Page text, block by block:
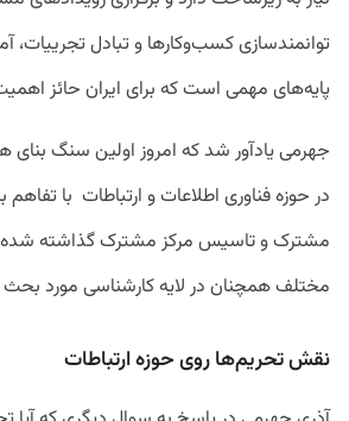
توانمندسازی کسب‌وکارها و تبادل
پایه‌های مهمی است که برای ایران حائز
جهرمی یادآور شد که امروز اولین سنگ بنای
در حوزه فناوری اطلاعات و ارتباطات با تفاهم
مشترک و تاسیس مرکز مشترک گذاشته
مختلف همچنان در لایه کارشناسی مورد
نقش تحریمها روی حوزه ارتباطات